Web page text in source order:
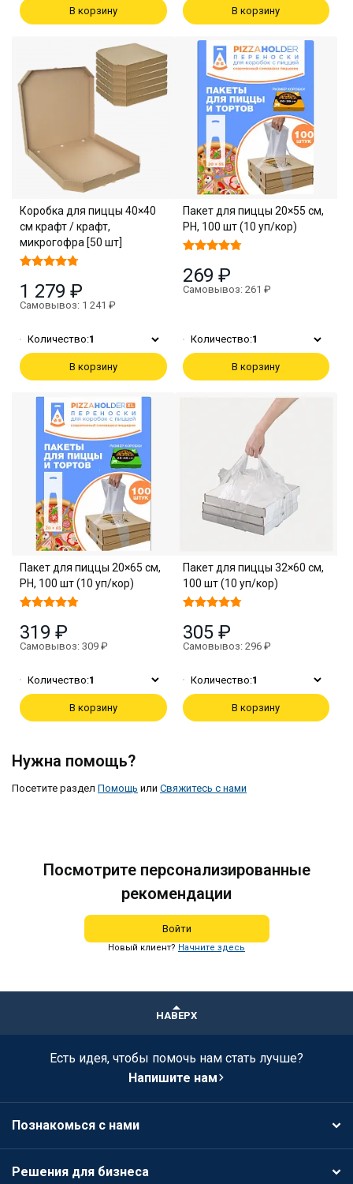
В корзину В корзину
Коробка для пиццы 40×40
см крафт / крафт,
микрогофра [50 шт]
1 279 ₽
Самовывоз: 1 241 ₽
Количество:1
В корзину
Пакет для пиццы 20×55 см,
PH, 100 шт (10 уп/кор)
269 ₽
Самовывоз: 261 ₽
Количество:1
В корзину
Пакет для пиццы 20×65 см,
PH, 100 шт (10 уп/кор)
319 ₽
Самовывоз: 309 ₽
Количество:1
В корзину
Пакет для пиццы 32×60 см,
100 шт (10 уп/кор)
305 ₽
Самовывоз: 296 ₽
Количество:1
В корзину
Нужна помощь?
Посетите раздел Помощь или Свяжитесь с нами
Посмотрите персонализированные
рекомендации
Войти
Новый клиент? Начните здесь
НАВЕРХ
Есть идея, чтобы помочь нам стать лучше?
Напишите нам
Познакомься с нами
Решения для бизнеса